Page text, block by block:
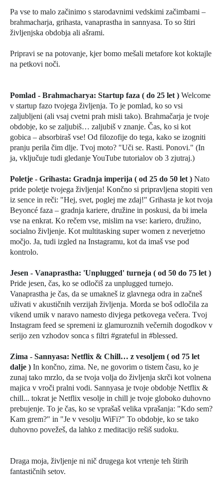
Pa vse to malo začinimo s starodavnimi vedskimi začimbami –
brahmacharja, grihasta, vanaprastha in sannyasa. To so štiri
življenjska obdobja ali ašrami.
Pripravi se na potovanje, kjer bomo mešali metafore kot koktajle
na petkovi noči.
Pomlad - Brahmacharya: Startup faza ( do 25 let ) Welcome
v startup fazo tvojega življenja. To je pomlad, ko so vsi
zaljubljeni (ali vsaj cvetni prah misli tako). Brahmačarja je tvoje
obdobje, ko se zaljubiš… zaljubiš v znanje. Čas, ko si kot
gobica – absorbiraš vse! Od filozofije do tega, kako se izogniti
pranju perila čim dlje. Tvoj moto? "Uči se. Rasti. Ponovi." (In
ja, vključuje tudi gledanje YouTube tutorialov ob 3 zjutraj.)
Poletje - Grihasta: Gradnja imperija ( od 25 do 50 let ) Nato
pride poletje tvojega življenja! Končno si pripravljena stopiti ven
iz sence in reči: "Hej, svet, poglej me zdaj!" Grihasta je kot tvoja
Beyoncé faza – gradnja kariere, družine in poskusi, da bi imela
vse na enkrat. Ko rečem vse, mislim na vse: kariero, družino,
socialno življenje. Kot multitasking super women z neverjetno
močjo. Ja, tudi izgled na Instagramu, kot da imaš vse pod
kontrolo.
Jesen - Vanaprastha: 'Unplugged' turneja ( od 50 do 75 let )
Pride jesen, čas, ko se odločiš za unplugged turnejo.
Vanaprastha je čas, da se umakneš iz glavnega odra in začneš
uživati v akustičnih verzijah življenja. Morda se boš odločila za
vikend umik v naravo namesto divjega petkovega večera. Tvoj
Instagram feed se spremeni iz glamuroznih večernih dogodkov v
serijo zen vzhodov sonca s filtri #grateful in #blessed.
Zima - Sannyasa: Netflix & Chill… z vesoljem ( od 75 let
dalje ) In končno, zima. Ne, ne govorim o tistem času, ko je
zunaj tako mrzlo, da se tvoja volja do življenja skrči kot volnena
majica v vroči pralni vodi. Sannyasa je tvoje obdobje Netflix &
chill... tokrat je Netflix vesolje in chill je tvoje globoko duhovno
prebujenje. To je čas, ko se vprašaš velika vprašanja: "Kdo sem?
Kam grem?" in "Je v vesolju WiFi?" To obdobje, ko se tako
duhovno povežeš, da lahko z meditacijo rešiš sudoku.
Draga moja, življenje ni nič drugega kot vrtenje teh štirih
fantastičnih setov.